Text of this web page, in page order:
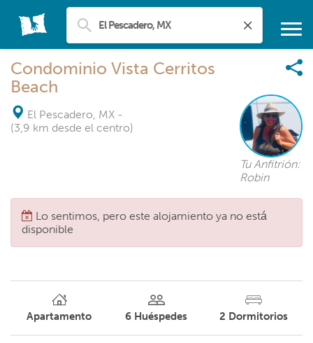
Condominio Vista Cerritos
Beach
El Pescadero, MX -
(3,9 km desde el centro)
Tu Anfitrión:
Robin
Lo sentimos, pero este alojamiento ya no está
disponible
Apartamento 6 Huéspedes 2 Dormitorios